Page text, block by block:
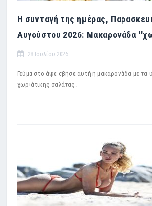
Η συνταγή της ημέρας,
Αυγούστου 2026: Μακαρονάδα
28 Ιουλίου 2026
Γεύμα στο άψε σβήσε αυτή η μακαρονάδα με τα
χωριάτικης σαλάτας.